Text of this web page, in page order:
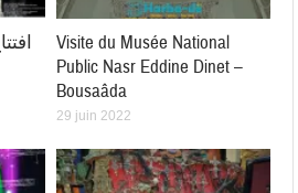
Visite du Musée National
Public Nasr Eddine Dinet –
Bousaâda
29 juin 2022